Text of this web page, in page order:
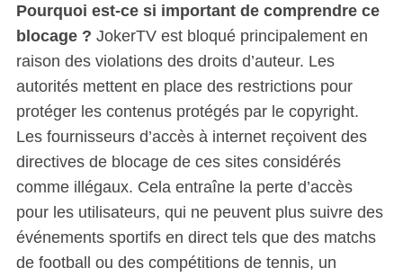
Pourquoi est-ce si important de comprendre ce
blocage ? JokerTV est bloqué principalement en
raison des violations des droits d’auteur. Les
autorités mettent en place des restrictions pour
protéger les contenus protégés par le copyright.
Les fournisseurs d’accès à internet reçoivent des
directives de blocage de ces sites considérés
comme illégaux. Cela entraîne la perte d’accès
pour les utilisateurs, qui ne peuvent plus suivre des
événements sportifs en direct tels que des matchs
de football ou des compétitions de tennis, un